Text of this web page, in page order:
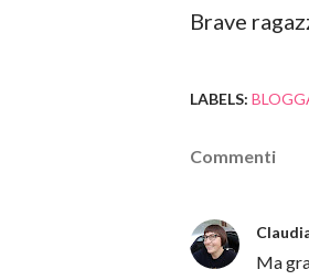
Brave
LABELS:
Commenti
Ma